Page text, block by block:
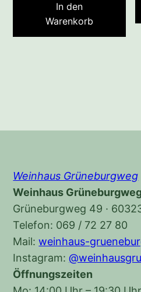
In den
Warenkorb
Weinhaus Grüneburgweg
Weinhaus
Grüneburgweg 49 ·
Telefon: 069 / 72 27 80
Mail:weinhaus-
Instagram:
Öffnungszeiten